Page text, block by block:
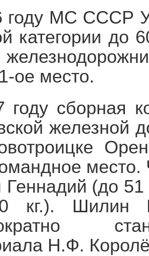
году МС СССР
категории до
ое место.
году сборная
железной
(до
кг.). Шилин
Н.Ф.